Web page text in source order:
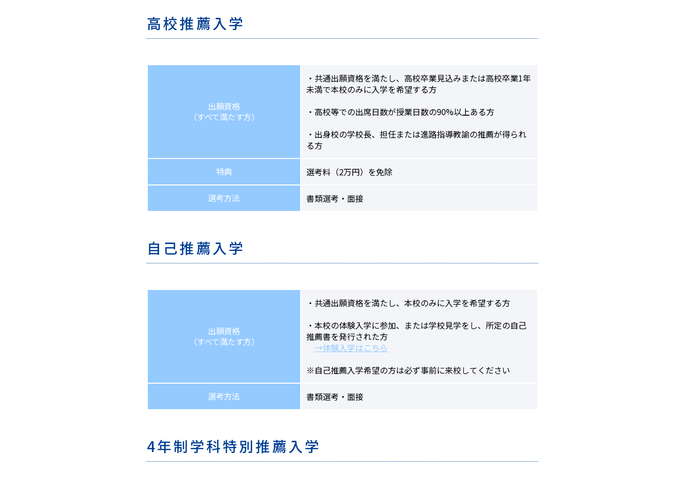
高校推薦入学
出願資格
（すべて満たす方）
・共通出願資格を満たし、高校卒業見込みまたは高校卒業1年
未満で本校のみに入学を希望する方
・高校等での出席日数が授業日数の90%以上ある方
・出身校の学校長、担任または進路指導教諭の推薦が得られ
る方
特典 選考料（2万円）を免除
選考方法 書類選考・面接
自己推薦入学
出願資格
（すべて満たす方）
・共通出願資格を満たし、本校のみに入学を希望する方
・本校の体験入学に参加、または学校見学をし、所定の自己
推薦書を発行された方
→体験入学はこちら
※自己推薦入学希望の方は必ず事前に来校してください
選考方法 書類選考・面接
4年制学科特別推薦入学